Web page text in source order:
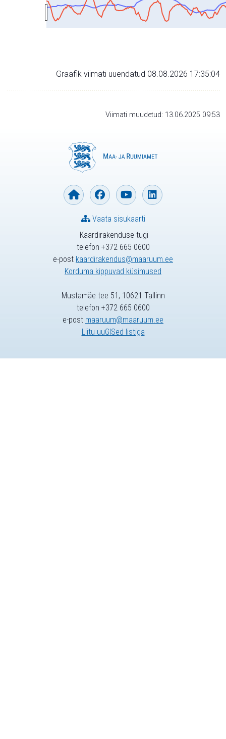
Graafik viimati uuendatud 08.08.2026 17:35:04
Viimati muudetud: 13.06.2025 09:53
Kaardirakenduse tugi
telefon +372 665 0600
e-post kaardirakendus@maaruum.ee
Korduma kippuvad küsimused
Vaata sisukaarti
Mustamäe tee 51, 10621 Tallinn
telefon +372 665 0600
e-post maaruum@maaruum.ee
Liitu uuGISed listiga